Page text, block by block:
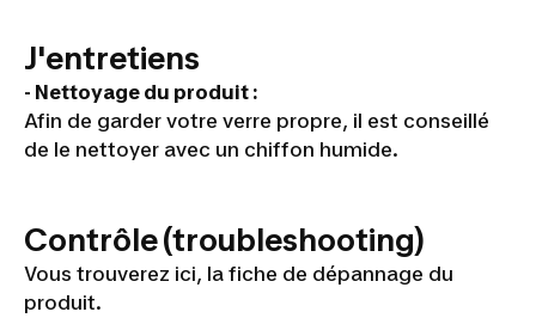
J'entretiens
- Nettoyage du produit :
Afin de garder votre verre propre, il est conseillé
de le nettoyer avec un chiffon humide.
Contrôle (troubleshooting)
Vous trouverez ici, la fiche de dépannage du
produit.